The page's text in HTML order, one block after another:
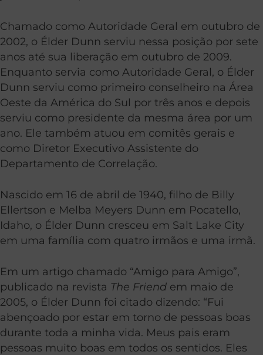
Chamado como Autoridade Geral em outubro de
2002, o Élder Dunn serviu nessa posição por sete
anos até sua liberação em outubro de 2009.
Enquanto servia como Autoridade Geral, o Élder
Dunn serviu como primeiro conselheiro na Área
Oeste da América do Sul por três anos e depois
serviu como presidente da mesma área por um
ano. Ele também atuou em comitês gerais e
como Diretor Executivo Assistente do
Departamento de Correlação.
Nascido em 16 de abril de 1940, filho de Billy
Ellertson e Melba Meyers Dunn em Pocatello,
Idaho, o Élder Dunn cresceu em Salt Lake City
em uma família com quatro irmãos e uma irmã.
Em um artigo chamado “Amigo para Amigo”,
publicado na revista The Friend em maio de
2005, o Élder Dunn foi citado dizendo: “Fui
abençoado por estar em torno de pessoas boas
durante toda a minha vida. Meus pais eram
pessoas muito boas em todos os sentidos. Eles